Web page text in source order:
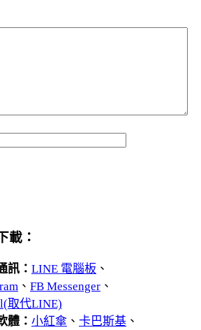
載：
訊： LINE 電腦板 、
、 FB Messenger 、
取代LINE)
體： 小紅傘 、 卡巴斯基 、